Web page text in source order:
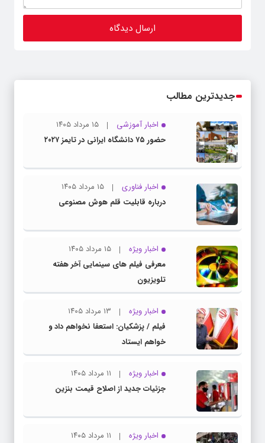
جدیدترین مطالب
اخبار آموزشی
۱۵ مرداد ۱۴۰۵
حضور ۷۵ دانشگاه ایرانی در تایمز ۲۰۲۷
اخبار فناوری
۱۵ مرداد ۱۴۰۵
درباره قابلیت قلم هوش مصنوعی
اخبار ویژه
۱۵ مرداد ۱۴۰۵
معرفی فیلم های سینمایی آخر هفته
تلویزیون
اخبار ویژه
۱۳ مرداد ۱۴۰۵
فیلم / پزشکیان: استعفا نخواهم داد و
خواهم ایستاد
اخبار ویژه
۱۱ مرداد ۱۴۰۵
جزئیات جدید از اصلاح قیمت بنزین
اخبار ویژه
۱۱ مرداد ۱۴۰۵